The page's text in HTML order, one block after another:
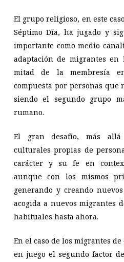
El grupo religioso, en este
Séptimo Día, ha jugado y
importante como medio
adaptación de migrantes en
mitad de la membresía
compuesta por personas que
siendo el segundo grupo
rumano.
El gran desafío, más allá
culturales propias de
carácter y su fe en
aunque con los mismos
generando y creando
acogida a nuevos migrantes
habituales hasta ahora.
En el caso de los migrantes
en juego el segundo factor